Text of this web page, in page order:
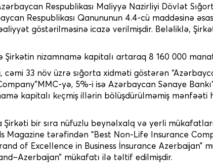
Respublikası Maliyyə Nazirliyi Dövlət
Respublikası Qanununun 4.4-cü maddəsinə
göstərilməsinə icazə verilmişdir. Beləliklə,
nizamnamə kapitalı artaraq 8 160 000
33 növ üzrə sığorta xidməti göstərən
yə, 5%-i isə Azərbaycan Sənaye
kapitalı kеçmiş illərin bölüşdürülməmiş mənfəəti
Şirkəti bir sıra nüfuzlu beynəlxalq və yerli
Magazine tərəfindən “Best Non-Life Insurance
of Excellence in Business İnsurance Azerbaijan”
mükafatı ilə təltif edilmişdir.